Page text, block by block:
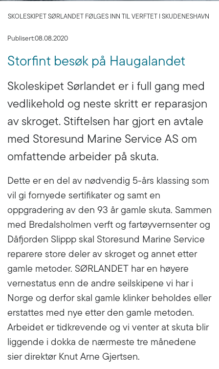
SKOLESKIPET SØRLANDET FØLGES INN TIL VERFTET I SKUDENESHAVN
Publisert:08.08.2020
Storfint besøk på Haugalandet
Skoleskipet Sørlandet er i full gang med
vedlikehold og neste skritt er reparasjon
av skroget. Stiftelsen har gjort en avtale
med Storesund Marine Service AS om
omfattende arbeider på skuta.
Dette er en del av nødvendig 5-års klassing som
vil gi fornyede sertifikater og samt en
oppgradering av den 93 år gamle skuta. Sammen
med Bredalsholmen verft og fartøyvernsenter og
Dåfjorden Slippp skal Storesund Marine Service
reparere store deler av skroget og annet etter
gamle metoder. SØRLANDET har en høyere
vernestatus enn de andre seilskipene vi har i
Norge og derfor skal gamle klinker beholdes eller
erstattes med nye etter den gamle metoden.
Arbeidet er tidkrevende og vi venter at skuta blir
liggende i dokka de nærmeste tre månedene
sier direktør Knut Arne Gjertsen.